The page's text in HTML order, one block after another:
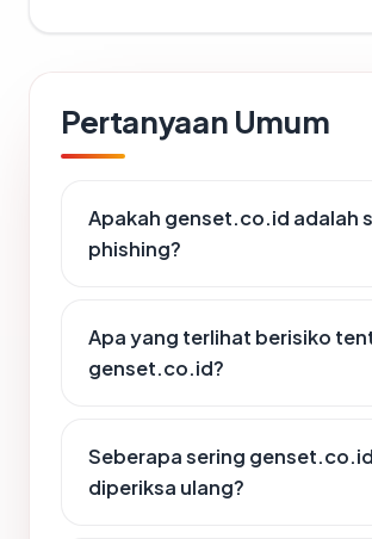
Pertanyaan Umum
Apakah genset.co.id adalah
phishing?
Apa yang terlihat berisiko
genset.co.id?
Seberapa sering genset.co.id
diperiksa ulang?